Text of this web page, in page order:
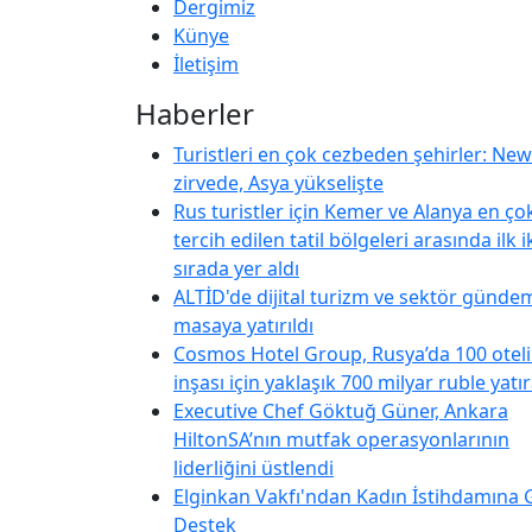
Dergimiz
Künye
İletişim
Haberler
Turistleri en çok cezbeden şehirler:
zirvede, Asya yükselişte
Rus turistler için Kemer ve Alanya en
tercih edilen tatil bölgeleri arasında ilk
sırada yer aldı
ALTİD'de dijital turizm ve sektör
masaya yatırıldı
Cosmos Hotel Group, Rusya’da 100
inşası için yaklaşık 700 milyar ruble
Executive Chef Göktuğ Güner, Ankara
HiltonSA’nın mutfak operasyonlarının
liderliğini üstlendi
Elginkan Vakfı'ndan Kadın İstihdamına
Destek